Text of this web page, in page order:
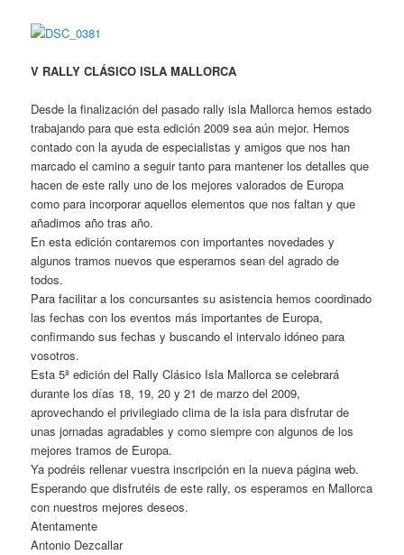
V RALLY CLÁSICO ISLA MALLORCA
Desde la finalización del pasado rally isla Mallorca hemos estado
trabajando para que esta edición 2009 sea aún mejor. Hemos
contado con la ayuda de especialistas y amigos que nos han
marcado el camino a seguir tanto para mantener los detalles que
hacen de este rally uno de los mejores valorados de Europa
como para incorporar aquellos elementos que nos faltan y que
añadimos año tras año.
En esta edición contaremos con importantes novedades y
algunos tramos nuevos que esperamos sean del agrado de
todos.
Para facilitar a los concursantes su asistencia hemos coordinado
las fechas con los eventos más importantes de Europa,
confirmando sus fechas y buscando el intervalo idóneo para
vosotros.
Esta 5ª edición del Rally Clásico Isla Mallorca se celebrará
durante los días 18, 19, 20 y 21 de marzo del 2009,
aprovechando el privilegiado clima de la isla para disfrutar de
unas jornadas agradables y como siempre con algunos de los
mejores tramos de Europa.
Ya podréis rellenar vuestra inscripción en la nueva página web.
Esperando que disfrutéis de este rally, os esperamos en Mallorca
con nuestros mejores deseos.
Atentamente
Antonio Dezcallar